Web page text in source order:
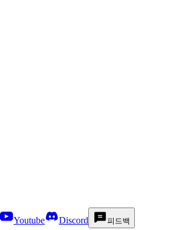
Youtube Discord 피드백